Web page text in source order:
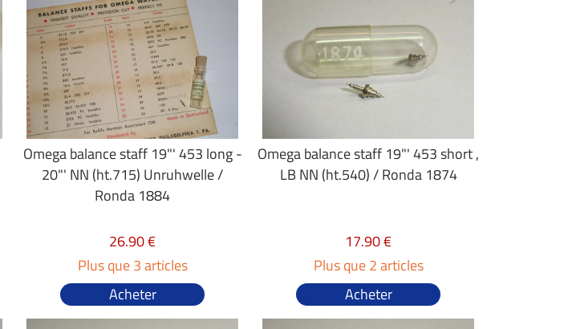
Omega balance staff 19"' 453 long -
20"' NN (ht.715) Unruhwelle /
Ronda 1884
26.90 €
Plus que 3 articles
Acheter
Omega balance staff 19"' 453 short ,
LB NN (ht.540) / Ronda 1874
17.90 €
Plus que 2 articles
Acheter